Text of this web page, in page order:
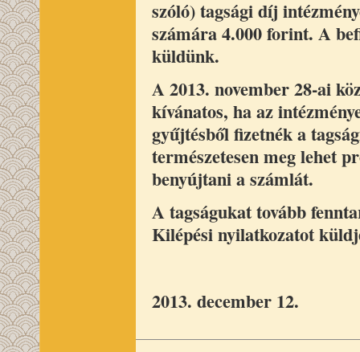
szóló) tagsági díj
számára 4.000 forint. A
küldünk.
A 2013. november 28-ai
kívánatos, ha az
gyűjtésből fizetnék a
természetesen meg lehet
benyújtani a számlát.
A tagságukat tovább
Kilépési nyilatkozatot
2013. december 12.